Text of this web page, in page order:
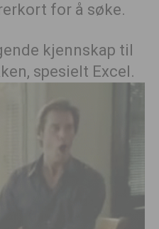
for å søke.
kjennskap til
spesielt Excel.